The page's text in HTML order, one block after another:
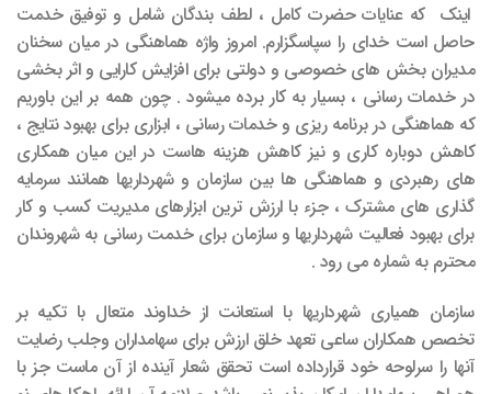
اینک که عنایات حضرت کامل ، لطف بندگان شامل و توفیق خدمت
حاصل است خدای را سپاسگزارم. امروز واژه هماهنگی در میان سخنان
مدیران بخش های خصوصی و دولتی برای افزایش کارایی و اثر بخشی
در خدمات رسانی ، بسیار به کار برده میشود . چون همه بر این باوریم
که هماهنگی در برنامه ریزی و خدمات رسانی ، ابزاری برای بهبود نتایج ،
کاهش دوباره کاری و نیز کاهش هزینه هاست در این میان همکاری
های رهبردی و هماهنگی ها بین سازمان و شهرداریها همانند سرمایه
گذاری های مشترک ، جزء با ارزش ترین ابزارهای مدیریت کسب و کار
برای بهبود فعالیت شهرداریها و سازمان برای خدمت رسانی به شهروندان
محترم به شماره می رود .
سازمان همیاری شهرداریها با استعانت از خداوند متعال با تکیه بر
تخصص همکاران ساعی تعهد خلق ارزش برای سهامداران وجلب رضایت
آنها را سرلوحه خود قرارداده است تحقق شعار آینده از آن ماست جز با